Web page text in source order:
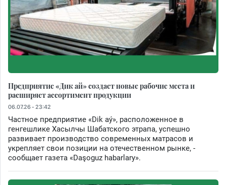
Предприятие «Дик ай» создает новые рабочие места и
расширяет ассортимент продукции
06.07.26 - 23:42
Частное предприятие «Dik aý», расположенное в
генгешлике Хасылчы Шабатского этрапа, успешно
развивает производство современных матрасов и
укрепляет свои позиции на отечественном рынке, -
сообщает газета «Daşoguz habarlary».